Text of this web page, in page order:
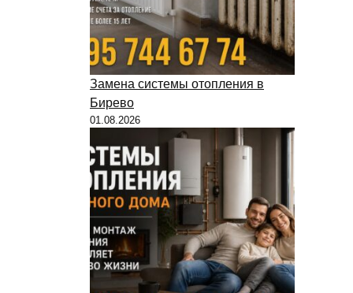
Замена системы отопления в
Бирево
01.08.2026